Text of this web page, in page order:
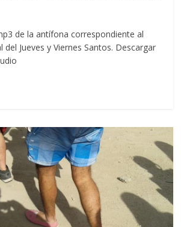
de la antífona correspondiente al
Jueves y Viernes Santos. Descargar